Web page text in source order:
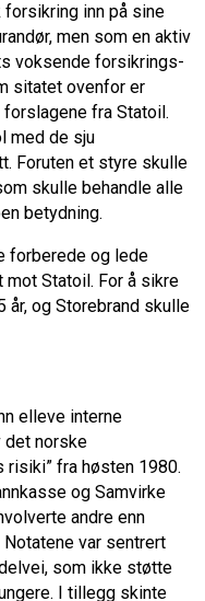
forsikring inn på sine
men som en aktiv
voksende forsikrings­
sitatet ovenfor er
fra Statoil.
med de sju
Foruten et styre skulle
skulle behandle alle
betydning.
forberede og lede
Statoil. For å sikre
og Storebrand skulle
elleve interne
det norske
fra høsten 1980.
og Samvirke
andre enn
var sentrert
som ikke støtte
I tillegg skinte